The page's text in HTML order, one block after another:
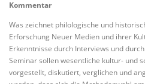
Kommentar
Was zeichnet philologische und
Erforschung Neuer Medien und ihrer
Erkenntnisse durch Interviews und
Seminar sollen wesentliche kultur- und
vorgestellt, diskutiert, verglichen und